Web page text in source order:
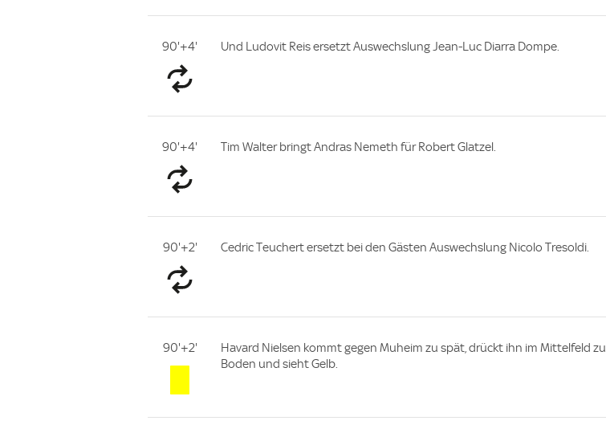
90'+4' Und Ludovit Reis ersetzt Auswechslung Jean-Luc Diarra Dompe.
90'+4' Tim Walter bringt Andras Nemeth für Robert Glatzel.
90'+2' Cedric Teuchert ersetzt bei den Gästen Auswechslung Nicolo Tresoldi.
90'+2'
Havard Nielsen kommt gegen Muheim zu spät, drückt ihn im Mittelfeld zu
Boden und sieht Gelb.